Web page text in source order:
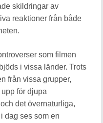
skildringar av
reaktioner från både
som filmen
i vissa länder. Trots
från vissa grupper,
för djupa
det övernaturliga,
dag ses som en